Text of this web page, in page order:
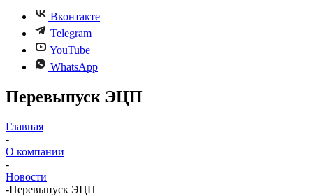
Вконтакте
Telegram
YouTube
WhatsApp
Перевыпуск ЭЦП
Главная
-
О компании
-
Новости
-Перевыпуск ЭЦП